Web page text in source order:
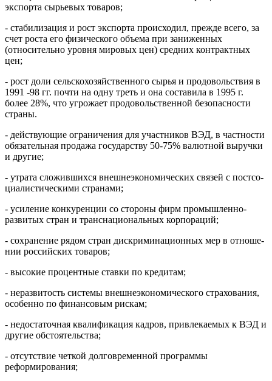
экспорта сырьевых товаров;
- стабилизация и рост экспорта происходил, прежде всего, за
счет роста его физического объема при заниженных
(относительно уров­ня мировых цен) средних контрактных
цен;
- рост доли сельскохозяйственного сырья и продовольствия в
1991 -98 гг. почти на одну треть и она составила в 1995 г.
более 28%, что угрожает продовольственной безопасности
страны.
- действующие ограничения для участников ВЭД, в частности
обязательная продажа государству 50-75% валютной выручки
и другие;
- утрата сложившихся внешнеэкономических связей с постсо­
циалистическими странами;
- усиление конкуренции со стороны фирм промышленно-
развитых стран и транснациональных корпораций;
- сохранение рядом стран дискриминационных мер в отноше­
нии российских товаров;
- высокие процентные ставки по кредитам;
- неразвитость системы внешнеэкономического страхования,
особенно по финансовым рискам;
- недостаточная квалификация кадров, привлекаемых к ВЭД и
другие обстоятельства;
- отсутствие четкой долговременной программы
реформирова­ния;